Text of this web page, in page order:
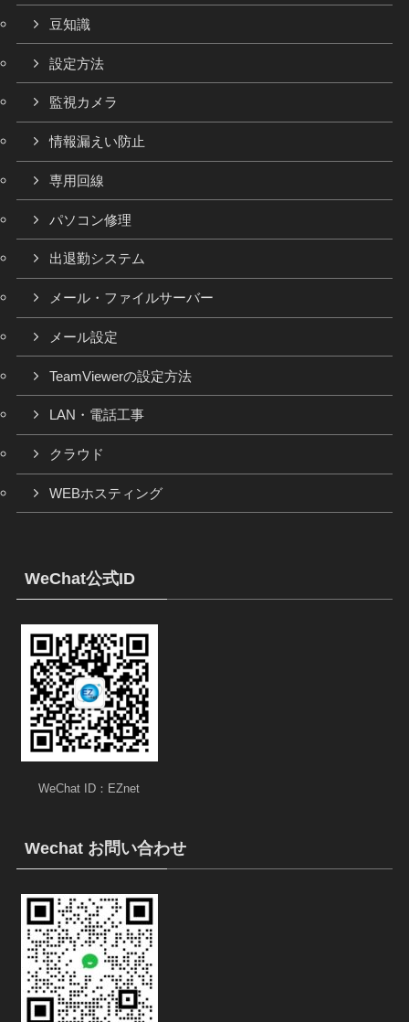
豆知識
設定方法
監視カメラ
情報漏えい防止
専用回線
パソコン修理
出退勤システム
メール・ファイルサーバー
メール設定
TeamViewerの設定方法
LAN・電話工事
クラウド
WEBホスティング
WeChat公式ID
WeChat ID：EZnet
Wechat お問い合わせ